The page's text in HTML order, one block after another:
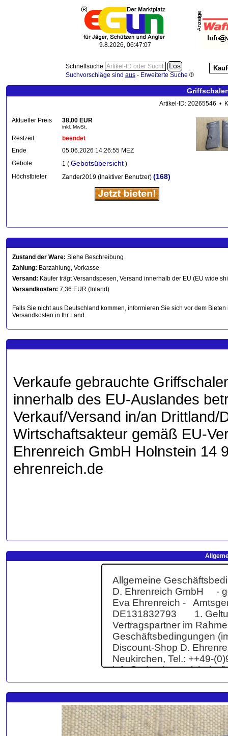
9.8.2026, 06:47:08
Schnellsuche
Suchvorschläge sind aus- Erweiterte Suche
Artikel-ID: 20265546 •
Aktueller Preis 38,00 EUR
inkl. MwSt.
Restzeit
beendet
Ende
05.06.2026 14:26:55 MEZ
Gebote
1 ( Gebotsübersicht )
Höchstbieter
Zander2019 (Inaktiver Benutzer) (168)
Zustand der Ware: Siehe Beschreibung
Zahlung: Barzahlung, Vorkasse
Versand: Käufer trägt Versandspesen, Versand innerhalb der EU (EU wide
Versandkosten: 7,36 EUR (Inland)
Falls Sie nicht aus Deutschland kommen, informieren Sie sich vor dem
Versandkosten in Ihr Land.
Verkaufe gebrauchte
innerhalb des EU-Auslandes
Verkauf/Versand in/an
Wirtschaftsakteur gemäß EU-
Ehrenreich GmbH Holnstein 14
ehrenreich.de